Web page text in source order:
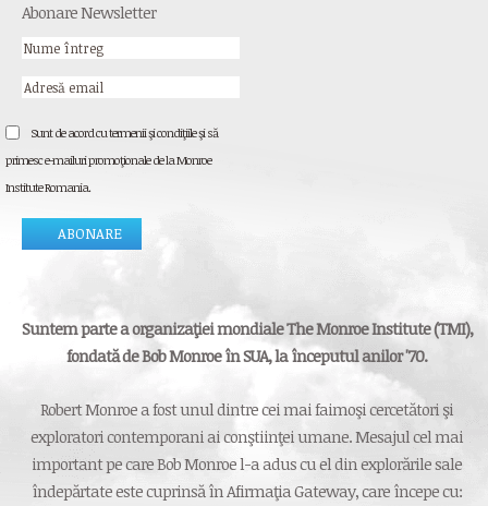
Abonare Newsletter
Sunt de acord cu termenii şi condiţiile şi să
primesc e-mailuri promoţionale de la Monroe
Institute Romania.
Suntem parte a organizaţiei mondiale The Monroe Institute (TMI),
fondată de Bob Monroe în SUA, la începutul anilor '70.
Robert Monroe a fost unul dintre cei mai faimoşi cercetători şi
exploratori contemporani ai conştiinţei umane. Mesajul cel mai
important pe care Bob Monroe l-a adus cu el din explorările sale
îndepărtate este cuprinsă în Afirmaţia Gateway, care începe cu: